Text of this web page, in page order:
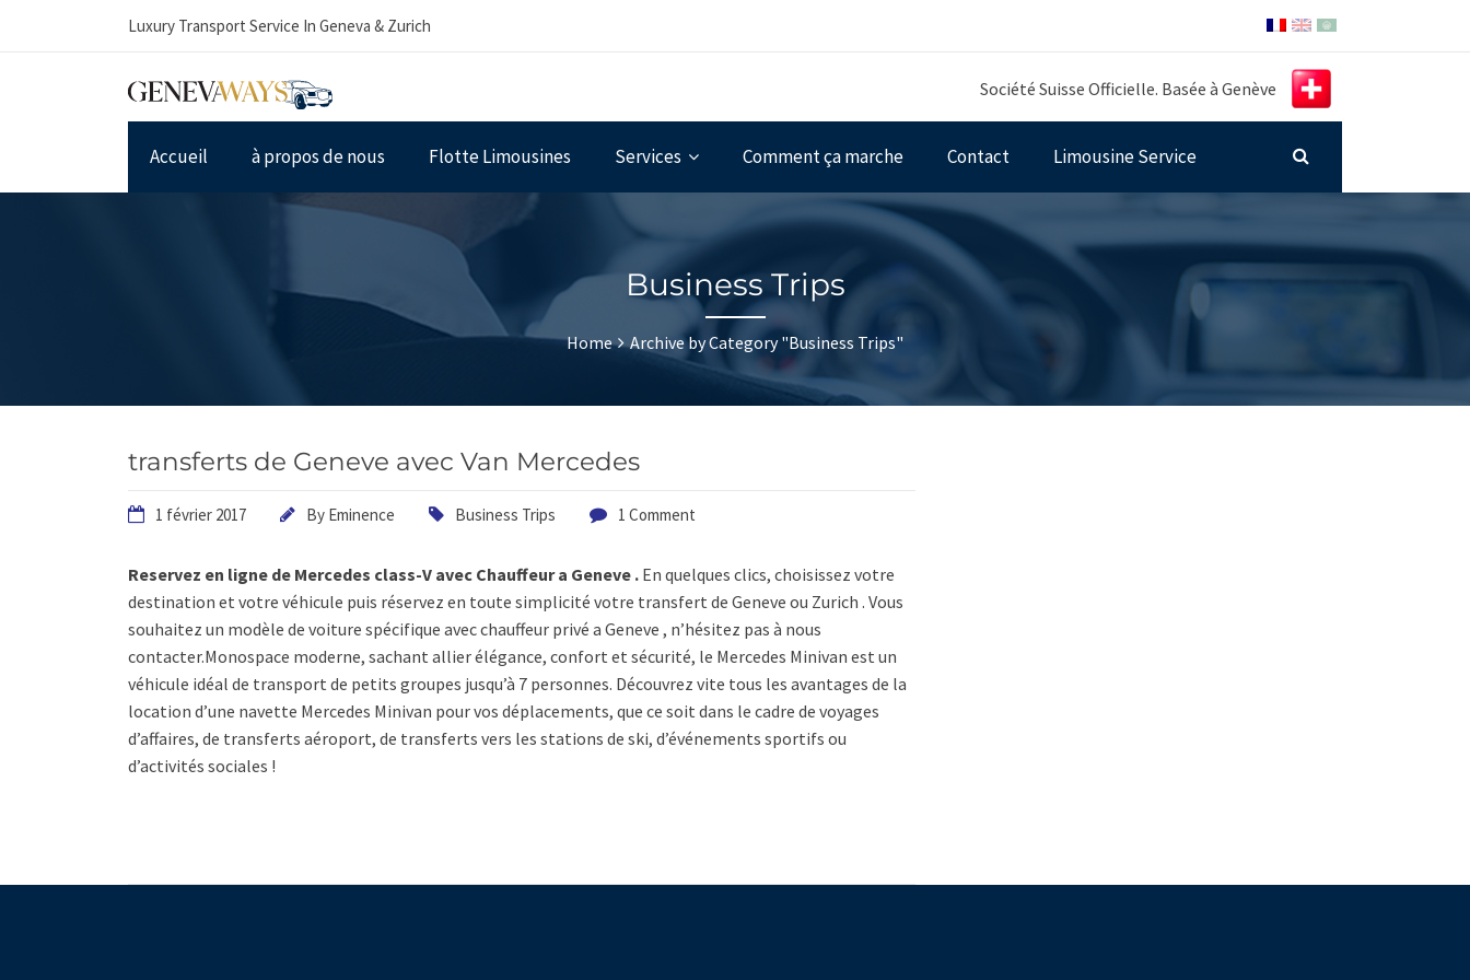
Luxury Transport Service In Geneva & Zurich
Société Suisse Officielle. Basée à Genève
Accueil à propos de nous Flotte Limousines Services Comment ça marche Contact Limousine Service
Business Trips
Home Archive by Category "Business Trips"
transferts de Geneve avec Van Mercedes
1 février 2017 By Eminence Business Trips 1 Comment
Reservez en ligne de Mercedes class-V avec Chauffeur a Geneve . En quelques clics, choisissez votre
destination et votre véhicule puis réservez en toute simplicité votre transfert de Geneve ou Zurich . Vous
souhaitez un modèle de voiture spécifique avec chauffeur privé a Geneve , n’hésitez pas à nous
contacter.Monospace moderne, sachant allier élégance, confort et sécurité, le Mercedes Minivan est un
véhicule idéal de transport de petits groupes jusqu’à 7 personnes. Découvrez vite tous les avantages de la
location d’une navette Mercedes Minivan pour vos déplacements, que ce soit dans le cadre de voyages
d’affaires, de transferts aéroport, de transferts vers les stations de ski, d’événements sportifs ou
d’activités sociales !